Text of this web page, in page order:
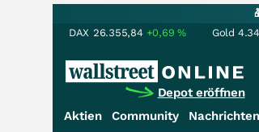
DAX 26.355,84 +0,69% Gold
Depot eröffnen
Aktien Community Nachrichten